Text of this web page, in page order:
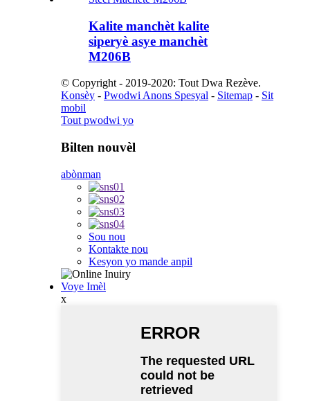
Kalite manchèt kalite
siperyè asye manchèt
M206B
© Copyright - 2019-2020: Tout Dwa Rezève.
Konsèy - Pwodwi Anons Spesyal - Sitemap - Sit
mobil
Tout pwodwi yo
Bilten nouvèl
abònman
Sou nou
Kontakte nou
Kesyon yo mande anpil
Voye Imèl
x